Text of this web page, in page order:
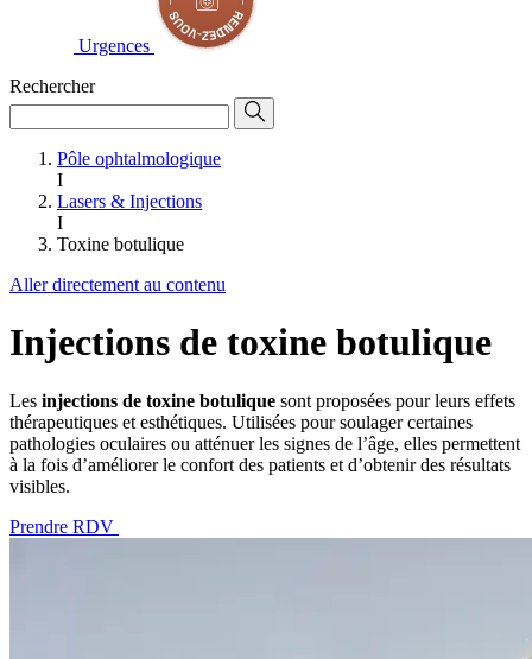
Urgences
Rechercher
Pôle ophtalmologique
I
Lasers & Injections
I
Toxine botulique
Aller directement au contenu
Injections de toxine botulique
Les injections de toxine botulique sont proposées pour leurs effets
thérapeutiques et esthétiques. Utilisées pour soulager certaines
pathologies oculaires ou atténuer les signes de l’âge, elles permettent
à la fois d’améliorer le confort des patients et d’obtenir des résultats
visibles.
Prendre RDV